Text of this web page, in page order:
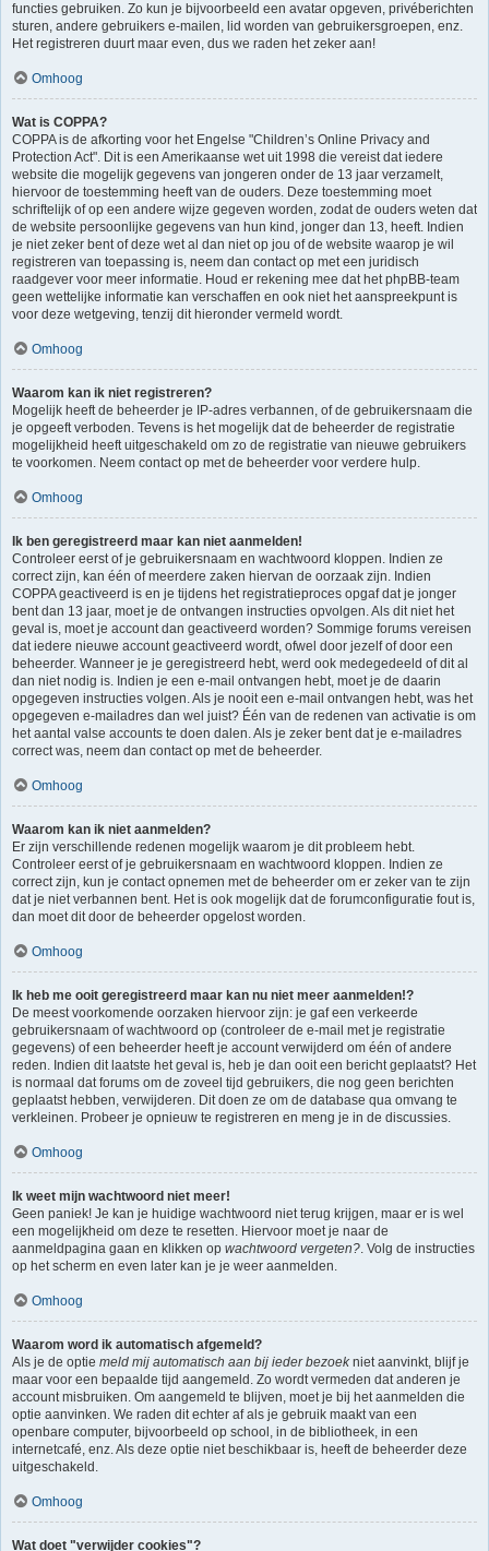
functies gebruiken. Zo kun je bijvoorbeeld een avatar opgeven, privéberichten
sturen, andere gebruikers e-mailen, lid worden van gebruikersgroepen, enz.
Het registreren duurt maar even, dus we raden het zeker aan!
Omhoog
Wat is COPPA?
COPPA is de afkorting voor het Engelse "Children’s Online Privacy and
Protection Act". Dit is een Amerikaanse wet uit 1998 die vereist dat iedere
website die mogelijk gegevens van jongeren onder de 13 jaar verzamelt,
hiervoor de toestemming heeft van de ouders. Deze toestemming moet
schriftelijk of op een andere wijze gegeven worden, zodat de ouders weten dat
de website persoonlijke gegevens van hun kind, jonger dan 13, heeft. Indien
je niet zeker bent of deze wet al dan niet op jou of de website waarop je wil
registreren van toepassing is, neem dan contact op met een juridisch
raadgever voor meer informatie. Houd er rekening mee dat het phpBB-team
geen wettelijke informatie kan verschaffen en ook niet het aanspreekpunt is
voor deze wetgeving, tenzij dit hieronder vermeld wordt.
Omhoog
Waarom kan ik niet registreren?
Mogelijk heeft de beheerder je IP-adres verbannen, of de gebruikersnaam die
je opgeeft verboden. Tevens is het mogelijk dat de beheerder de registratie
mogelijkheid heeft uitgeschakeld om zo de registratie van nieuwe gebruikers
te voorkomen. Neem contact op met de beheerder voor verdere hulp.
Omhoog
Ik ben geregistreerd maar kan niet aanmelden!
Controleer eerst of je gebruikersnaam en wachtwoord kloppen. Indien ze
correct zijn, kan één of meerdere zaken hiervan de oorzaak zijn. Indien
COPPA geactiveerd is en je tijdens het registratieproces opgaf dat je jonger
bent dan 13 jaar, moet je de ontvangen instructies opvolgen. Als dit niet het
geval is, moet je account dan geactiveerd worden? Sommige forums vereisen
dat iedere nieuwe account geactiveerd wordt, ofwel door jezelf of door een
beheerder. Wanneer je je geregistreerd hebt, werd ook medegedeeld of dit al
dan niet nodig is. Indien je een e-mail ontvangen hebt, moet je de daarin
opgegeven instructies volgen. Als je nooit een e-mail ontvangen hebt, was het
opgegeven e-mailadres dan wel juist? Één van de redenen van activatie is om
het aantal valse accounts te doen dalen. Als je zeker bent dat je e-mailadres
correct was, neem dan contact op met de beheerder.
Omhoog
Waarom kan ik niet aanmelden?
Er zijn verschillende redenen mogelijk waarom je dit probleem hebt.
Controleer eerst of je gebruikersnaam en wachtwoord kloppen. Indien ze
correct zijn, kun je contact opnemen met de beheerder om er zeker van te zijn
dat je niet verbannen bent. Het is ook mogelijk dat de forumconfiguratie fout is,
dan moet dit door de beheerder opgelost worden.
Omhoog
Ik heb me ooit geregistreerd maar kan nu niet meer aanmelden!?
De meest voorkomende oorzaken hiervoor zijn: je gaf een verkeerde
gebruikersnaam of wachtwoord op (controleer de e-mail met je registratie
gegevens) of een beheerder heeft je account verwijderd om één of andere
reden. Indien dit laatste het geval is, heb je dan ooit een bericht geplaatst? Het
is normaal dat forums om de zoveel tijd gebruikers, die nog geen berichten
geplaatst hebben, verwijderen. Dit doen ze om de database qua omvang te
verkleinen. Probeer je opnieuw te registreren en meng je in de discussies.
Omhoog
Ik weet mijn wachtwoord niet meer!
Geen paniek! Je kan je huidige wachtwoord niet terug krijgen, maar er is wel
een mogelijkheid om deze te resetten. Hiervoor moet je naar de
aanmeldpagina gaan en klikken op wachtwoord vergeten?. Volg de instructies
op het scherm en even later kan je je weer aanmelden.
Omhoog
Waarom word ik automatisch afgemeld?
Als je de optie meld mij automatisch aan bij ieder bezoekniet aanvinkt, blijf je
maar voor een bepaalde tijd aangemeld. Zo wordt vermeden dat anderen je
account misbruiken. Om aangemeld te blijven, moet je bij het aanmelden die
optie aanvinken. We raden dit echter af als je gebruik maakt van een
openbare computer, bijvoorbeeld op school, in de bibliotheek, in een
internetcafé, enz. Als deze optie niet beschikbaar is, heeft de beheerder deze
uitgeschakeld.
Omhoog
Wat doet "verwijder cookies"?